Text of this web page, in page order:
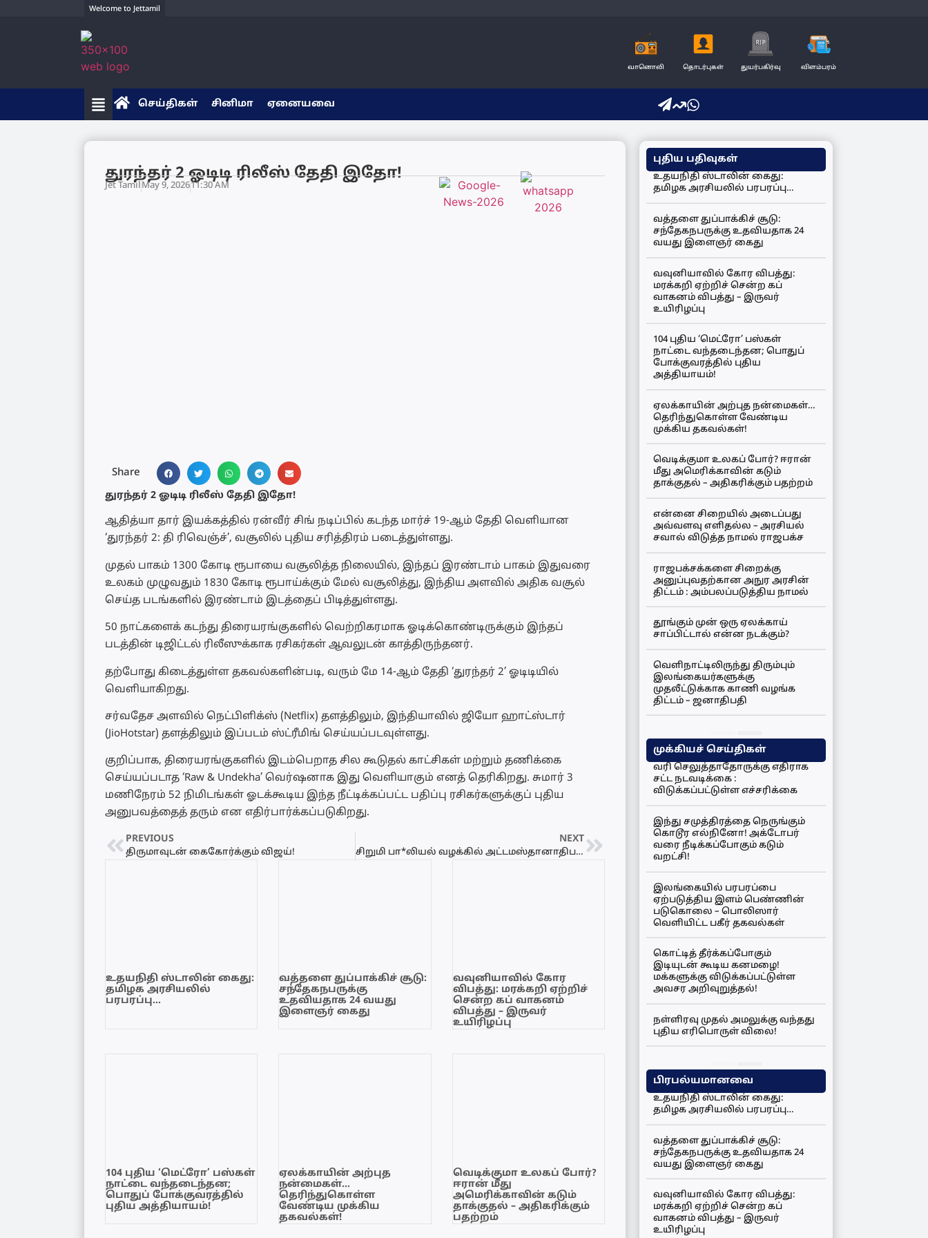
Welcome to Jettamil
வானொலி தொடர்புகள் துயர்பகிர்வு விளம்பரம்
செய்திகள் சினிமா ஏனையவை
துரந்தர் 2 ஓடிடி ரிலீஸ் தேதி இதோ!
Jet TamilMay 9, 202611:30 AM
Share
துரந்தர் 2 ஓடிடி ரிலீஸ் தேதி இதோ!
ஆதித்யா தார் இயக்கத்தில் ரன்வீர் சிங் நடிப்பில் கடந்த மார்ச் 19-ஆம் தேதி வெளியான
‘துரந்தர் 2: தி ரிவெஞ்ச்’, வசூலில் புதிய சரித்திரம் படைத்துள்ளது.
முதல் பாகம் 1300 கோடி ரூபாயை வசூலித்த நிலையில், இந்தப் இரண்டாம் பாகம் இதுவரை
உலகம் முழுவதும் 1830 கோடி ரூபாய்க்கும் மேல் வசூலித்து, இந்திய அளவில் அதிக வசூல்
செய்த படங்களில் இரண்டாம் இடத்தைப் பிடித்துள்ளது.
50 நாட்களைக் கடந்து திரையரங்குகளில் வெற்றிகரமாக ஓடிக்கொண்டிருக்கும் இந்தப்
படத்தின் டிஜிட்டல் ரிலீஸுக்காக ரசிகர்கள் ஆவலுடன் காத்திருந்தனர்.
தற்போது கிடைத்துள்ள தகவல்களின்படி, வரும் மே 14-ஆம் தேதி ‘துரந்தர் 2’ ஓடிடியில்
வெளியாகிறது.
சர்வதேச அளவில் நெட்பிளிக்ஸ் (Netflix) தளத்திலும், இந்தியாவில் ஜியோ ஹாட்ஸ்டார்
(JioHotstar) தளத்திலும் இப்படம் ஸ்ட்ரீமிங் செய்யப்படவுள்ளது.
குறிப்பாக, திரையரங்குகளில் இடம்பெறாத சில கூடுதல் காட்சிகள் மற்றும் தணிக்கை
செய்யப்படாத ‘Raw & Undekha’ வெர்ஷனாக இது வெளியாகும் எனத் தெரிகிறது. சுமார் 3
மணிநேரம் 52 நிமிடங்கள் ஓடக்கூடிய இந்த நீட்டிக்கப்பட்ட பதிப்பு ரசிகர்களுக்குப் புதிய
அனுபவத்தைத் தரும் என எதிர்பார்க்கப்படுகிறது.
PREVIOUS
திருமாவுடன் கைகோர்க்கும் விஜய்!
NEXT
சிறுமி பா*லியல் வழக்கில் அட்டமஸ்தானாதிபதி பல்லேகம ஹேமரத்ன தேரர் கைது
உதயநிதி ஸ்டாலின் கைது:
தமிழக அரசியலில்
பரபரப்பு…
வத்தளை துப்பாக்கிச் சூடு:
சந்தேகநபருக்கு
உதவியதாக 24 வயது
இளைஞர் கைது
வவுனியாவில் கோர
விபத்து: மரக்கறி ஏற்றிச்
சென்ற கப் வாகனம்
விபத்து – இருவர்
உயிரிழப்பு
104 புதிய ‘மெட்ரோ’ பஸ்கள்
நாட்டை வந்தடைந்தன;
பொதுப் போக்குவரத்தில்
புதிய அத்தியாயம்!
ஏலக்காயின் அற்புத
நன்மைகள்…
தெரிந்துகொள்ள
வேண்டிய முக்கிய
தகவல்கள்!
வெடிக்குமா உலகப் போர்?
ஈரான் மீது
அமெரிக்காவின் கடும்
தாக்குதல் – அதிகரிக்கும்
பதற்றம்
புதிய பதிவுகள்
உதயநிதி ஸ்டாலின் கைது:
தமிழக அரசியலில் பரபரப்பு…
வத்தளை துப்பாக்கிச் சூடு:
சந்தேகநபருக்கு உதவியதாக 24
வயது இளைஞர் கைது
வவுனியாவில் கோர விபத்து:
மரக்கறி ஏற்றிச் சென்ற கப்
வாகனம் விபத்து – இருவர்
உயிரிழப்பு
104 புதிய ‘மெட்ரோ’ பஸ்கள்
நாட்டை வந்தடைந்தன; பொதுப்
போக்குவரத்தில் புதிய
அத்தியாயம்!
ஏலக்காயின் அற்புத நன்மைகள்…
தெரிந்துகொள்ள வேண்டிய
முக்கிய தகவல்கள்!
வெடிக்குமா உலகப் போர்? ஈரான்
மீது அமெரிக்காவின் கடும்
தாக்குதல் – அதிகரிக்கும் பதற்றம்
என்னை சிறையில் அடைப்பது
அவ்வளவு எளிதல்ல – அரசியல்
சவால் விடுத்த நாமல் ராஜபக்ச
ராஜபக்சக்களை சிறைக்கு
அனுப்புவதற்கான அநுர அரசின்
திட்டம் : அம்பலப்படுத்திய நாமல்
தூங்கும் முன் ஒரு ஏலக்காய்
சாப்பிட்டால் என்ன நடக்கும்?
வெளிநாட்டிலிருந்து திரும்பும்
இலங்கையர்களுக்கு
முதலீட்டுக்காக காணி வழங்க
திட்டம் – ஜனாதிபதி
முக்கியச் செய்திகள்
வரி செலுத்தாதோருக்கு எதிராக
சட்ட நடவடிக்கை :
விடுக்கப்பட்டுள்ள எச்சரிக்கை
இந்து சமுத்திரத்தை நெருங்கும்
கொடூர எல்நினோ! அக்டோபர்
வரை நீடிக்கப்போகும் கடும்
வறட்சி!
இலங்கையில் பரபரப்பை
ஏற்படுத்திய இளம் பெண்ணின்
படுகொலை – பொலிஸார்
வெளியிட்ட பகீர் தகவல்கள்
கொட்டித் தீர்க்கப்போகும்
இடியுடன் கூடிய கனமழை!
மக்களுக்கு விடுக்கப்பட்டுள்ள
அவசர அறிவுறுத்தல்!
நள்ளிரவு முதல் அமலுக்கு வந்தது
புதிய எரிபொருள் விலை!
பிரபல்யமானவை
உதயநிதி ஸ்டாலின் கைது:
தமிழக அரசியலில் பரபரப்பு…
வத்தளை துப்பாக்கிச் சூடு:
சந்தேகநபருக்கு உதவியதாக 24
வயது இளைஞர் கைது
வவுனியாவில் கோர விபத்து:
மரக்கறி ஏற்றிச் சென்ற கப்
வாகனம் விபத்து – இருவர்
உயிரிழப்பு